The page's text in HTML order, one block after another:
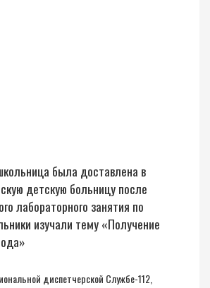
была доставлена в
детскую больницу после
лабораторного занятия по
изучали тему «Получение
диспетчерской Службе-112,